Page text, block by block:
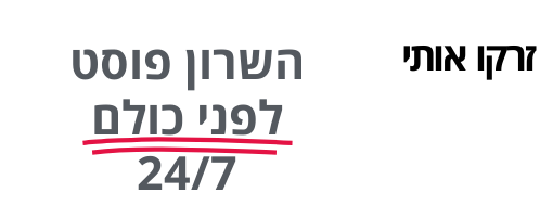
אותי
השרון פוסט
לפני כולם
24/7